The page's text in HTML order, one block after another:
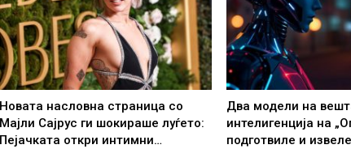
Новата насловна страница со
Мајли Сајрус ги шокираше луѓето:
Пејачката откри интимни…
Два модели на
интелигенција на
подготвиле и